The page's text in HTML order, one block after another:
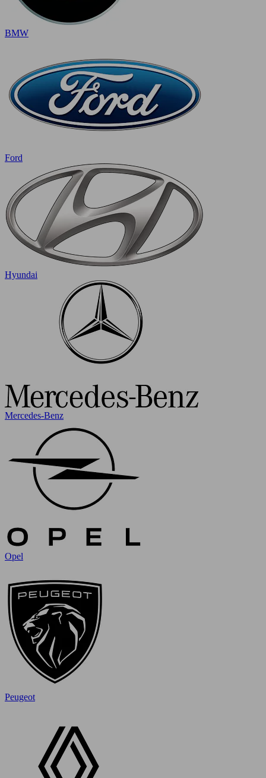
BMW
Ford
Hyundai
Mercedes-Benz
Opel
Peugeot